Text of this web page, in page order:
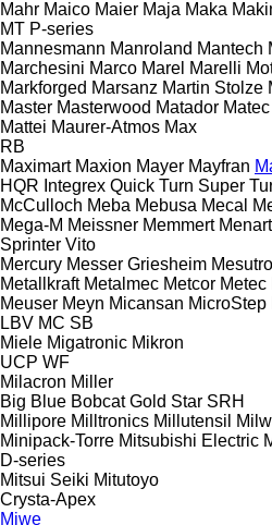
Mahr Maico Maier Maja Maka
MT P-series
Mannesmann Manroland Mantech
Marchesini Marco Marel Marelli
Markforged Marsanz Martin Stolze
Master Masterwood Matador Matec
Mattei Maurer-Atmos Max
RB
Maximart Maxion Mayer Mayfran
HQR Integrex Quick Turn Super
McCulloch Meba Mebusa Mecal
Mega-M Meissner Memmert Menart
Sprinter Vito
Mercury Messer Griesheim
Metallkraft Metalmec Metcor Metec
Meuser Meyn Micansan MicroStep
LBV MC SB
Miele Migatronic Mikron
UCP WF
Milacron Miller
Big Blue Bobcat Gold Star SRH
Millipore Milltronics Millutensil
Minipack-Torre Mitsubishi Electric
D-series
Mitsui Seiki Mitutoyo
Crysta-Apex
Miwe